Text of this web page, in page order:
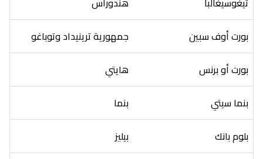
بورت أوف سبين
جمهورية ترينيداد وتوباغو
بورت أو برنس
هايتي
بنما سيتي
بنما
بلوم بانك
بيليز